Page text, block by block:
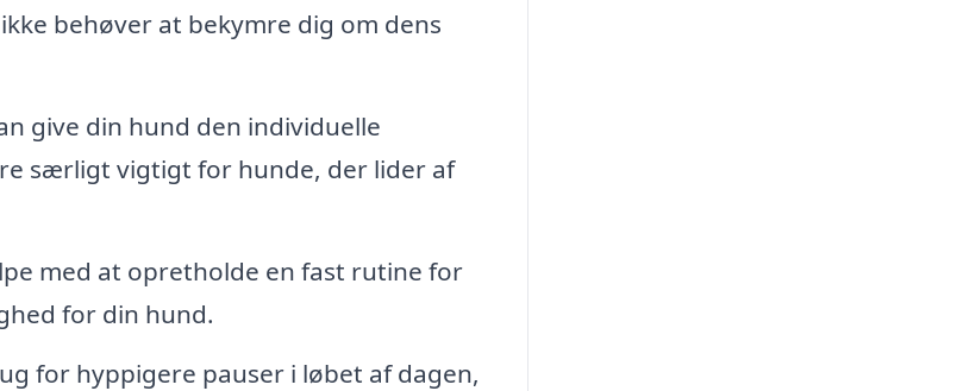
behøver at bekymre dig om dens
give din hund den individuelle
særligt vigtigt for hunde, der lider af
med at opretholde en fast rutine for
for din hund.
for hyppigere pauser i løbet af dagen,